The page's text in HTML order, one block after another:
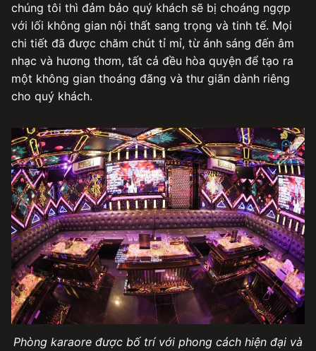
chúng tôi thì đảm bảo quý khách sẽ bị choáng ngợp
với lối không gian nội thất sang trọng và tinh tế. Mọi
chi tiết đã được chăm chút tỉ mỉ, từ ánh sáng đến âm
nhạc và hương thơm, tất cả đều hòa quyện để tạo ra
một không gian thoáng đãng và thư giãn dành riêng
cho quý khách.
Phòng karaore được bố trí với phong cách hiện đại và